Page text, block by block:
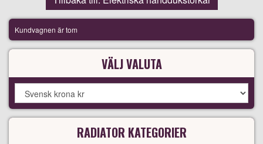
Kundvagnen är tom
VÄLJ VALUTA
RADIATOR KATEGORIER